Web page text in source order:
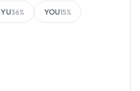
YU36% YOU15%